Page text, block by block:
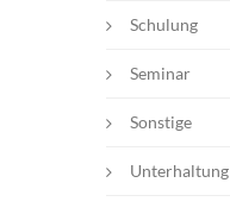
Schulung
Seminar
Sonstige